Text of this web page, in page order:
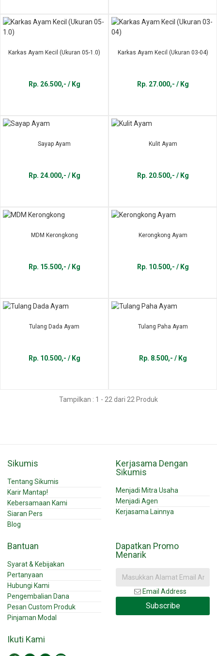
Karkas Ayam Kecil (Ukuran 05-1.0)
Rp. 26.500,- / Kg
Karkas Ayam Kecil (Ukuran 03-04)
Rp. 27.000,- / Kg
Sayap Ayam
Rp. 24.000,- / Kg
Kulit Ayam
Rp. 20.500,- / Kg
MDM Kerongkong
Rp. 15.500,- / Kg
Kerongkong Ayam
Rp. 10.500,- / Kg
Tulang Dada Ayam
Rp. 10.500,- / Kg
Tulang Paha Ayam
Rp. 8.500,- / Kg
Tampilkan : 1 - 22 dari 22 Produk
Sikumis
Tentang Sikumis
Karir Mantap!
Kebersamaan Kami
Siaran Pers
Blog
Kerjasama Dengan
Sikumis
Menjadi Mitra Usaha
Menjadi Agen
Kerjasama Lainnya
Bantuan
Syarat & Kebijakan
Pertanyaan
Hubungi Kami
Pengembalian Dana
Pesan Custom Produk
Pinjaman Modal
Dapatkan Promo
Menarik
Email Address
Subscribe
Ikuti Kami